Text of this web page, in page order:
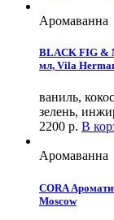
Аромаванна
BLACK FIG &
мл, Vila
ваниль,
зелень,
2200 р. В
Аромаванна
CORA
Moscow